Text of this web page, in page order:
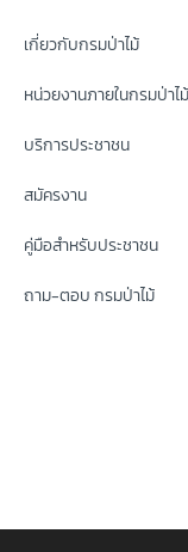
เกี่ยวกับกรมป่าไม้
หน่วยงานภายในกรมป่าไม้
บริการประชาชน
สมัครงาน
คู่มือสำหรับประชาชน
ถาม-ตอบ กรมป่าไม้